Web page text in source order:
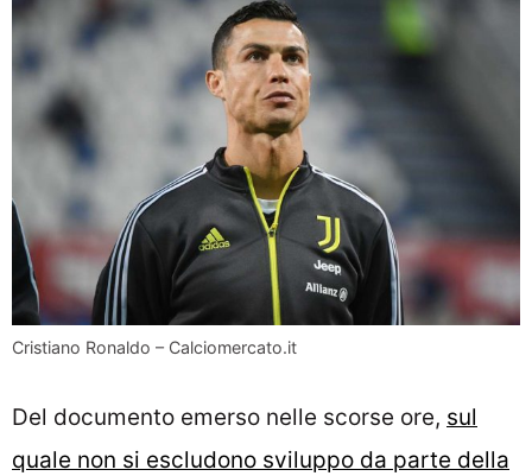
Cristiano Ronaldo – Calciomercato.it
Del documento emerso nelle scorse ore, sul
quale non si escludono sviluppo da parte della